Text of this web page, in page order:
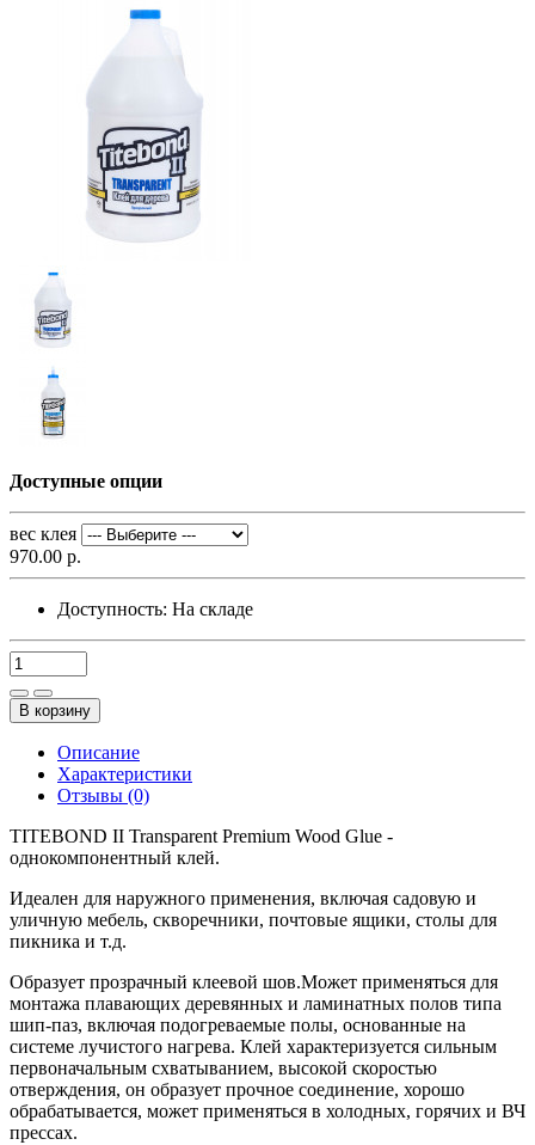
Доступные опции
вес клея
970.00 р.
Доступность: На складе
В корзину
Описание
Характеристики
Отзывы (0)
TITEBOND II Transparent Premium Wood Glue -
однокомпонентный клей.
Идеален для наружного применения, включая садовую и
уличную мебель, скворечники, почтовые ящики, столы для
пикника и т.д.
Образует прозрачный клеевой шов.Может применяться для
монтажа плавающих деревянных и ламинатных полов типа
шип-паз, включая подогреваемые полы, основанные на
системе лучистого нагрева. Клей характеризуется сильным
первоначальным схватыванием, высокой скоростью
отверждения, он образует прочное соединение, хорошо
обрабатывается, может применяться в холодных, горячих и ВЧ
прессах.